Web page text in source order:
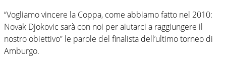
“Vogliamo vincere la Coppa, come abbiamo fatto nel 2010:
Novak Djokovic sarà con noi per aiutarci a raggiungere il
nostro obiettivo” le parole del finalista dell’ultimo torneo di
Amburgo.